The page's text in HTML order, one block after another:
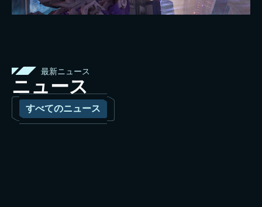
最新ニュース
ニュース
すべてのニュース